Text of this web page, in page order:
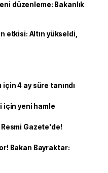
düzenleme: Bakanlık
etkisi: Altın yükseldi,
4 ay süre tanındı
için yeni hamle
Resmi Gazete'de!
Bakan Bayraktar: